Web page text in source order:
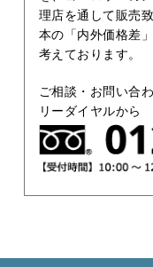
理店を通して販売
本の「内外価格差
考えております。
ご相談・お問い合
リーダイヤルから